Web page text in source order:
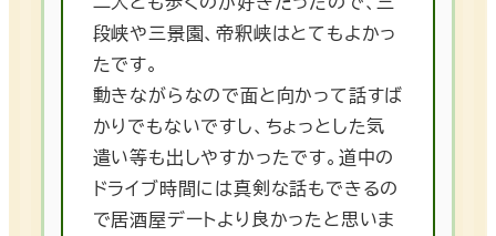
段峡や三景園、帝釈峡はとてもよかっ
たです。
動きながらなので面と向かって話すば
かりでもないですし、ちょっとした気
遣い等も出しやすかったです。道中の
ドライブ時間には真剣な話もできるの
で居酒屋デートより良かったと思いま